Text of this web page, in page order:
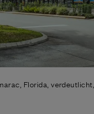
Florida,